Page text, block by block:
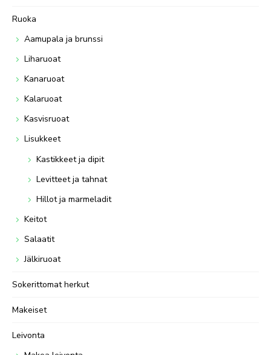
Ruoka
Aamupala ja brunssi
Liharuoat
Kanaruoat
Kalaruoat
Kasvisruoat
Lisukkeet
Kastikkeet ja dipit
Levitteet ja tahnat
Hillot ja marmeladit
Keitot
Salaatit
Jälkiruoat
Sokerittomat herkut
Makeiset
Leivonta